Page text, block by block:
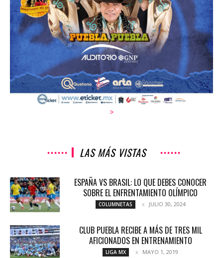
>
LAS MÁS VISTAS
ESPAÑA VS BRASIL: LO QUE DEBES CONOCER
SOBRE EL ENFRENTAMIENTO OLÍMPICO
COLUMNETAS JULIO 30, 2024
CLUB PUEBLA RECIBE A MÁS DE TRES MIL
AFICIONADOS EN ENTRENAMIENTO
LIGA MX MAYO 1, 2019